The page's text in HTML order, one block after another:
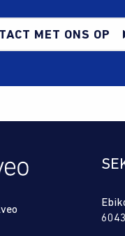
MET ONS OP